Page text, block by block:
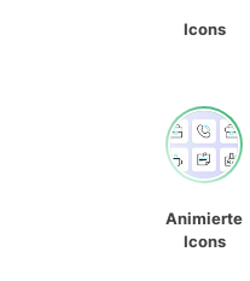
Icons
Animierte
Icons